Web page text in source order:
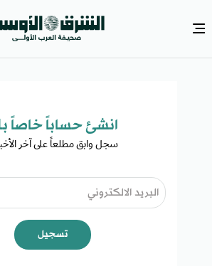
انشئ حساباً خاصاً
سجل وابق مطلعاً على آخر
تسجيل